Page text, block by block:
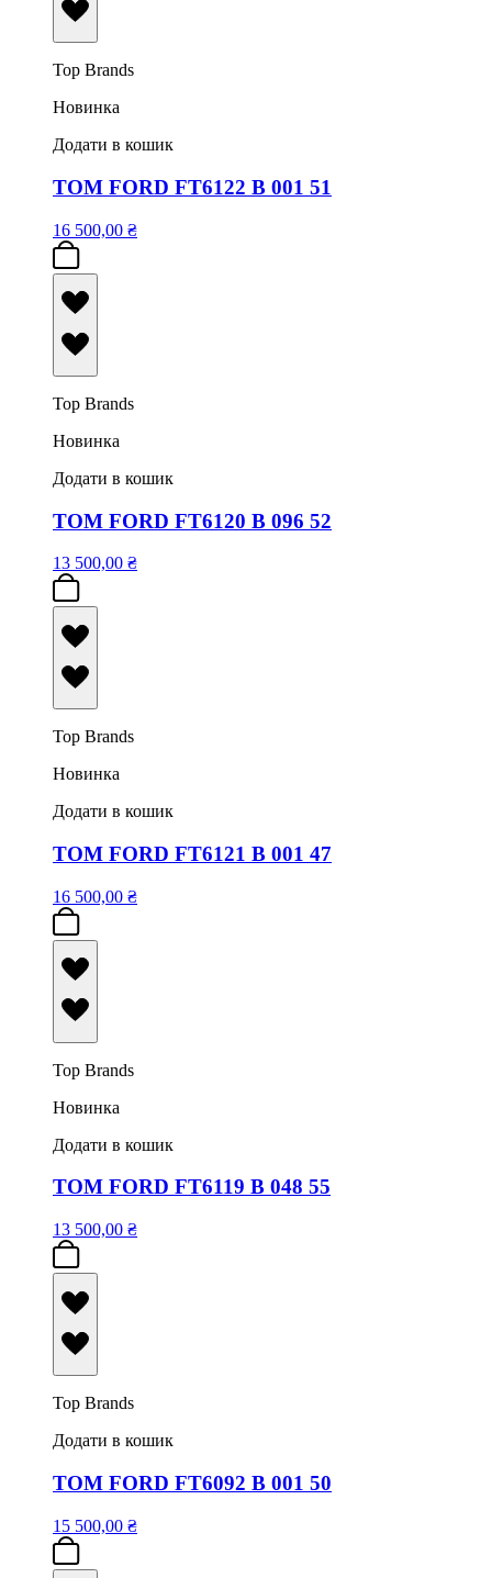
Top Brands
Новинка
Додати в кошик
TOM FORD FT6122 B 001 51
16 500,00 ₴
Top Brands
Новинка
Додати в кошик
TOM FORD FT6120 B 096 52
13 500,00 ₴
Top Brands
Новинка
Додати в кошик
TOM FORD FT6121 B 001 47
16 500,00 ₴
Top Brands
Новинка
Додати в кошик
TOM FORD FT6119 B 048 55
13 500,00 ₴
Top Brands
Додати в кошик
TOM FORD FT6092 B 001 50
15 500,00 ₴